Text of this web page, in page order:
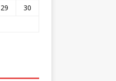
29
30